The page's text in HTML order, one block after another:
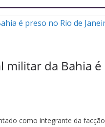
militar da Bahia é
como integrante da facção